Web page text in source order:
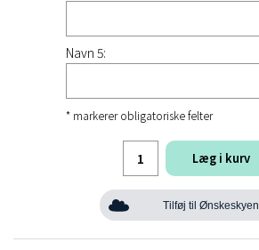
Navn 5:
* markerer obligatoriske felter
Læg i kurv
Tilføj til Ønskeskyen